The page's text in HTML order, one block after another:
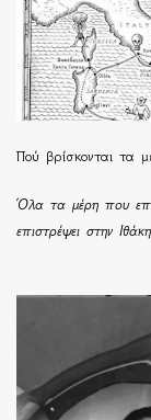
Πού βρίσκονται τα
Όλα τα μέρη που
επιστρέψει στην